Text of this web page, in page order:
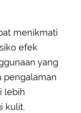
menikmati
efek
yang
pengalaman
lebih
kulit.